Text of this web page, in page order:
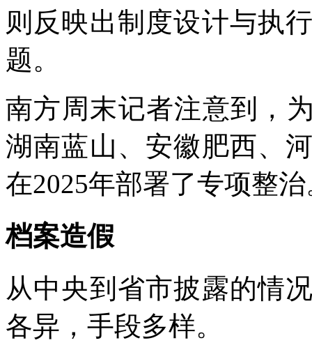
则反映出制度设计与执
题。
南方周末记者注意到，
湖南蓝山、安徽肥西、
在2025年部署了专项整
档案造假
从中央到省市披露的情
各异，手段多样。